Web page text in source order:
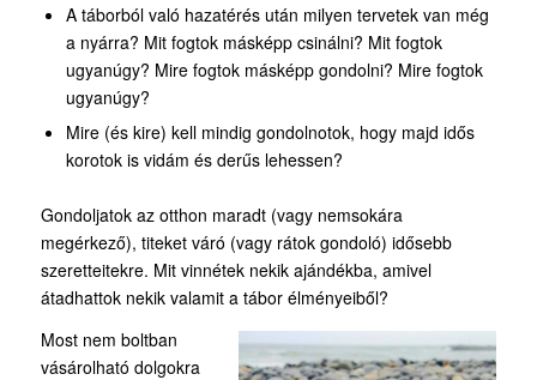
A táborból való hazatérés után milyen tervetek van még
a nyárra? Mit fogtok másképp csinálni? Mit fogtok
ugyanúgy? Mire fogtok másképp gondolni? Mire fogtok
ugyanúgy?
Mire (és kire) kell mindig gondolnotok, hogy majd idős
korotok is vidám és derűs lehessen?
Gondoljatok az otthon maradt (vagy nemsokára
megérkező), titeket váró (vagy rátok gondoló) idősebb
szeretteitekre. Mit vinnétek nekik ajándékba, amivel
átadhattok nekik valamit a tábor élményeiből?
Most nem boltban
vásárolható dolgokra